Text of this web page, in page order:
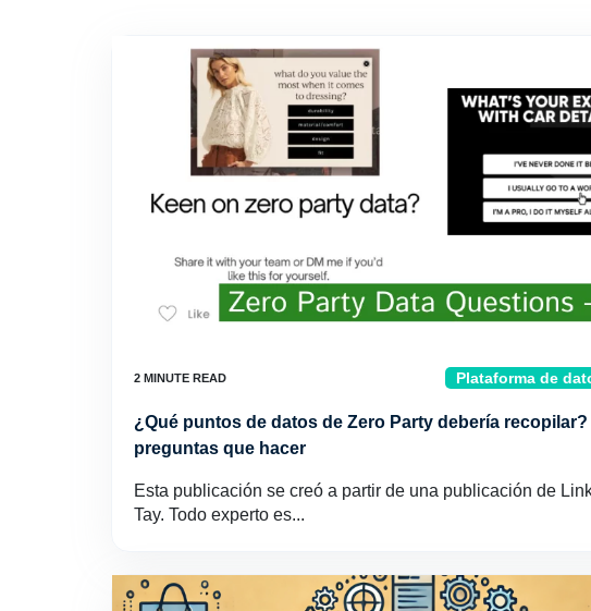
Plataforma de
¿Qué puntos de datos de Zero Party debería recopilar?
preguntas que hacer
Esta publicación se creó a partir de una publicación de
Tay. Todo experto es...